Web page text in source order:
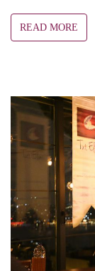
READ MORE